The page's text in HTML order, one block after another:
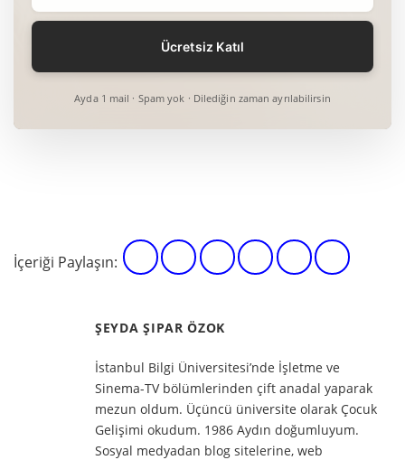
Ayda 1 mail · Spam yok · Dilediğin zaman ayrılabilirsin
İçeriği Paylaşın:
ŞEYDA ŞIPAR ÖZOK
İstanbul Bilgi Üniversitesi’nde İşletme ve
Sinema-TV bölümlerinden çift anadal yaparak
mezun oldum. Üçüncü üniversite olarak Çocuk
Gelişimi okudum. 1986 Aydın doğumluyum.
Sosyal medyadan blog sitelerine, web